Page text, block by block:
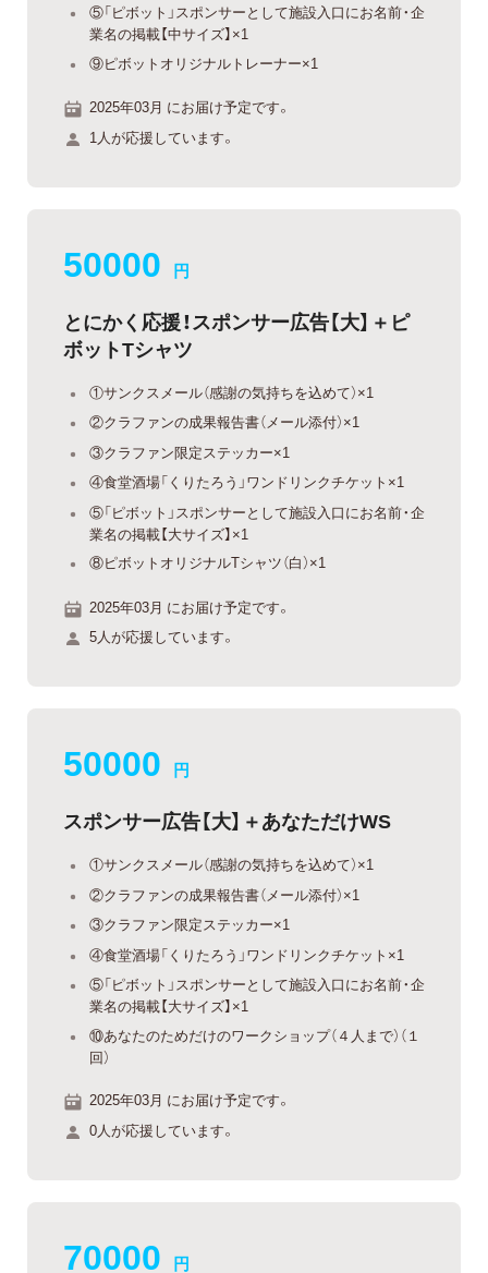
⑤「ピボット」スポンサーとして施設入口にお名前・企
業名の掲載【中サイズ】×1
⑨ピボットオリジナルトレーナー×1
2025年03月 にお届け予定です。
1人が応援しています。
50000 円
とにかく応援！スポンサー広告【大】＋ピ
ボットTシャツ
①サンクスメール（感謝の気持ちを込めて）×1
②クラファンの成果報告書（メール添付）×1
③クラファン限定ステッカー×1
④食堂酒場「くりたろう」ワンドリンクチケット×1
⑤「ピボット」スポンサーとして施設入口にお名前・企
業名の掲載【大サイズ】×1
⑧ピボットオリジナルTシャツ（白）×1
2025年03月 にお届け予定です。
5人が応援しています。
50000 円
スポンサー広告【大】＋あなただけWS
①サンクスメール（感謝の気持ちを込めて）×1
②クラファンの成果報告書（メール添付）×1
③クラファン限定ステッカー×1
④食堂酒場「くりたろう」ワンドリンクチケット×1
⑤「ピボット」スポンサーとして施設入口にお名前・企
業名の掲載【大サイズ】×1
⑩あなたのためだけのワークショップ（４人まで）（１
回）
2025年03月 にお届け予定です。
0人が応援しています。
70000 円